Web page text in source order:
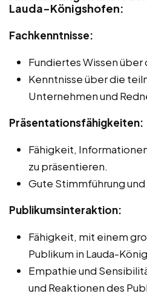
Lauda-Königshofen:
Fachkenntnisse:
Fundiertes Wissen über
Kenntnisse über die
Unternehmen und
Präsentationsfähigkeiten:
Fähigkeit,
zu präsentieren.
Gute Stimmführung
Publikumsinteraktion:
Fähigkeit, mit einem
Publikum in Lauda-
Empathie und
und Reaktionen des